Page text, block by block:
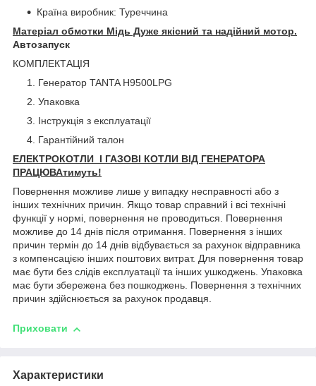
Країна виробник: Туреччина
Матеріал обмотки Мідь Дуже якісний та надійний мотор.
Автозапуск
КОМПЛЕКТАЦІЯ
Генератор TANTA H9500LPG
Упаковка
Інструкція з експлуатації
Гарантійний талон
ЕЛЕКТРОКОТЛИ І ГАЗОВІ КОТЛИ ВІД ГЕНЕРАТОРА
ПРАЦЮВАтимуть!
Повернення можливе лише у випадку несправності або з
інших технічних причин. Якщо товар справний і всі технічні
функції у нормі, повернення не проводиться. Повернення
можливе до 14 днів після отримання. Повернення з інших
причин термін до 14 днів відбувається за рахунок відправника
з компенсацією інших поштових витрат. Для повернення товар
має бути без слідів експлуатації та інших ушкоджень. Упаковка
має бути збережена без пошкоджень. Повернення з технічних
причин здійснюється за рахунок продавця.
Приховати
Характеристики